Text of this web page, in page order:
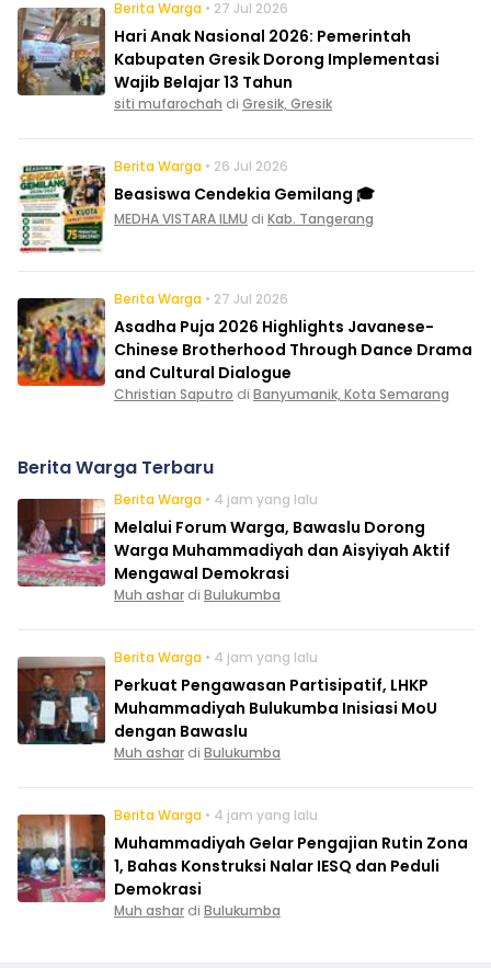
Berita Warga • 27 Jul 2026
Hari Anak Nasional 2026: Pemerintah
Kabupaten Gresik Dorong Implementasi
Wajib Belajar 13 Tahun
siti mufarochah di Gresik, Gresik
Berita Warga • 26 Jul 2026
Beasiswa Cendekia Gemilang 🎓
MEDHA VISTARA ILMU di Kab. Tangerang
Berita Warga • 27 Jul 2026
Asadha Puja 2026 Highlights Javanese-
Chinese Brotherhood Through Dance Drama
and Cultural Dialogue
Christian Saputro di Banyumanik, Kota Semarang
Berita Warga Terbaru
Berita Warga • 4 jam yang lalu
Melalui Forum Warga, Bawaslu Dorong
Warga Muhammadiyah dan Aisyiyah Aktif
Mengawal Demokrasi
Muh ashar di Bulukumba
Berita Warga • 4 jam yang lalu
Perkuat Pengawasan Partisipatif, LHKP
Muhammadiyah Bulukumba Inisiasi MoU
dengan Bawaslu
Muh ashar di Bulukumba
Berita Warga • 4 jam yang lalu
Muhammadiyah Gelar Pengajian Rutin Zona
1, Bahas Konstruksi Nalar IESQ dan Peduli
Demokrasi
Muh ashar di Bulukumba